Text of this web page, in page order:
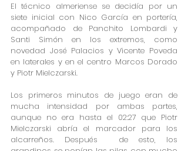
El técnico almeriense se decidía por un
siete inicial con Nico García en portería,
acompañado de Panchito Lombardi y
Santi Simón en los extremos, como
novedad José Palacios y Vicente Poveda
en laterales y en el centro Marcos Dorado
y Piotr Mielczarski.
Los primeros minutos de juego eran de
mucha intensidad por ambas partes,
aunque no era hasta el 02:27 que Piotr
Mielczarski abría el marcador para los
alcarreños. Después  de esto, los